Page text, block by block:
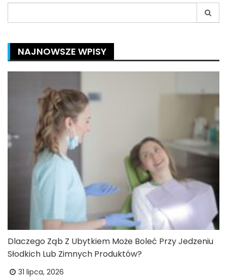
for:
NAJNOWSZE WPISY
Dlaczego Ząb Z Ubytkiem Może Boleć Przy Jedzeniu
Słodkich Lub Zimnych Produktów?
31 lipca, 2026